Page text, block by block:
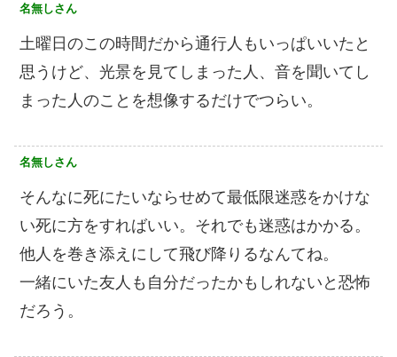
名無しさん
土曜日のこの時間だから通行人もいっぱいいたと
思うけど、光景を見てしまった人、音を聞いてし
まった人のことを想像するだけでつらい。
名無しさん
そんなに死にたいならせめて最低限迷惑をかけな
い死に方をすればいい。それでも迷惑はかかる。
他人を巻き添えにして飛び降りるなんてね。
一緒にいた友人も自分だったかもしれないと恐怖
だろう。